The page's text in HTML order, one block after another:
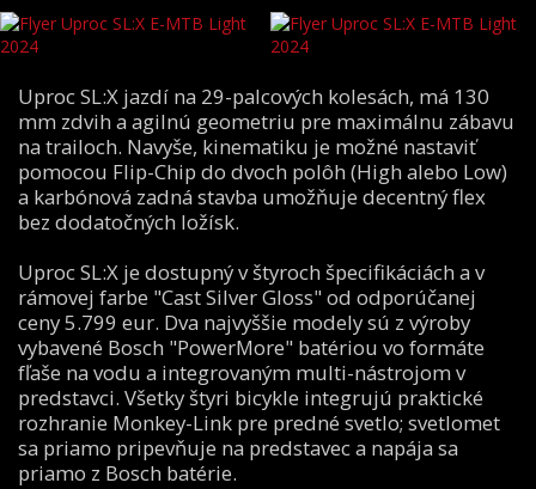
Uproc SL:X jazdí na 29-palcových kolesách, má 130
mm zdvih a agilnú geometriu pre maximálnu zábavu
na trailoch. Navyše, kinematiku je možné nastaviť
pomocou Flip-Chip do dvoch polôh (High alebo Low)
a karbónová zadná stavba umožňuje decentný flex
bez dodatočných ložísk.
Uproc SL:X je dostupný v štyroch špecifikáciách a v
rámovej farbe "Cast Silver Gloss" od odporúčanej
ceny 5.799 eur. Dva najvyššie modely sú z výroby
vybavené Bosch "PowerMore" batériou vo formáte
fľaše na vodu a integrovaným multi-nástrojom v
predstavci. Všetky štyri bicykle integrujú praktické
rozhranie Monkey-Link pre predné svetlo; svetlomet
sa priamo pripevňuje na predstavec a napája sa
priamo z Bosch batérie.